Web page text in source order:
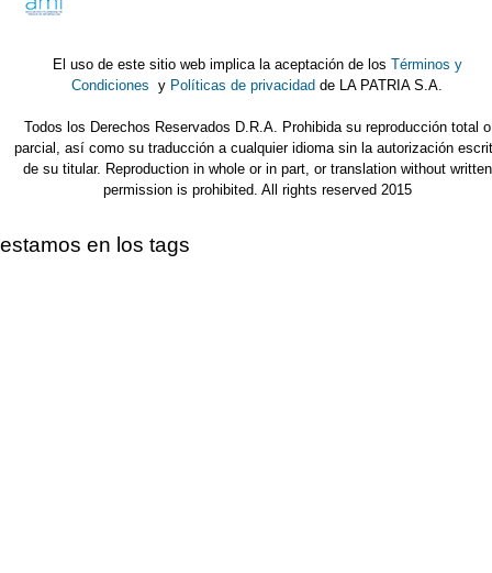
El uso de este sitio web implica la aceptación de los Términos y
Condiciones y Políticas de privacidad de LA PATRIA S.A.
Todos los Derechos Reservados D.R.A. Prohibida su reproducción total o
parcial, así como su traducción a cualquier idioma sin la autorización
de su titular. Reproduction in whole or in part, or translation without written
permission is prohibited. All rights reserved 2015
estamos en los tags